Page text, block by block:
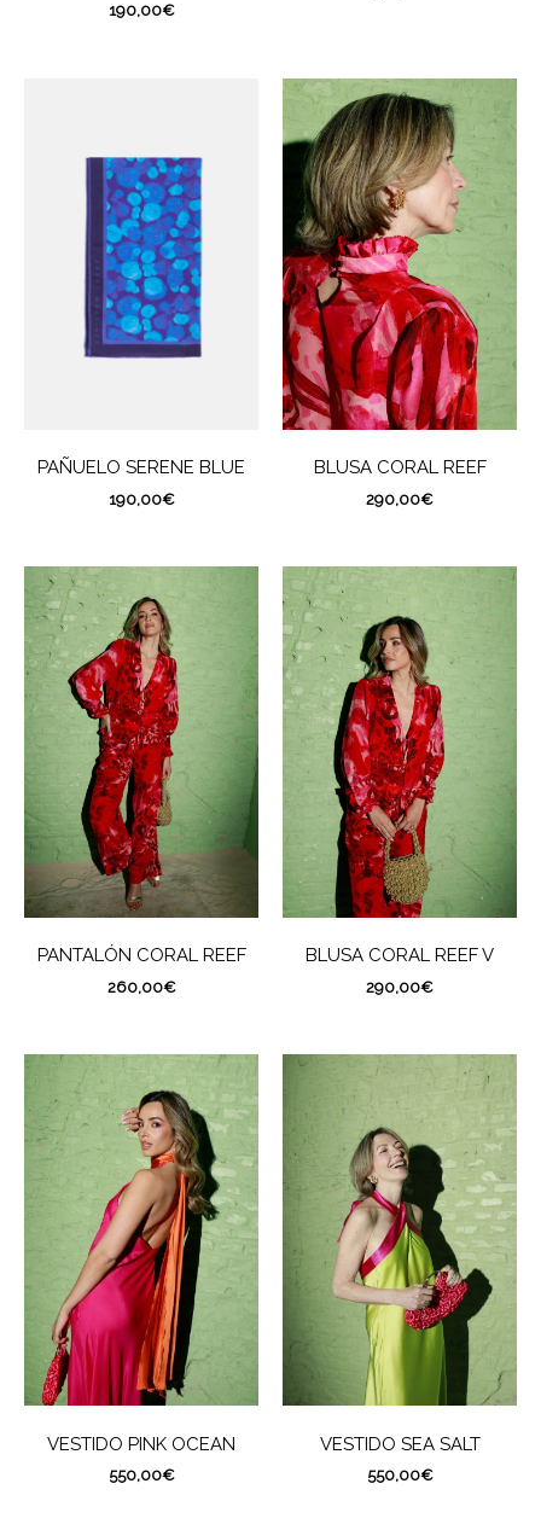
190,00€
PAÑUELO SERENE BLUE
190,00€
BLUSA CORAL REEF
290,00€
PANTALÓN CORAL REEF
260,00€
BLUSA CORAL REEF V
290,00€
VESTIDO PINK OCEAN
550,00€
VESTIDO SEA SALT
550,00€